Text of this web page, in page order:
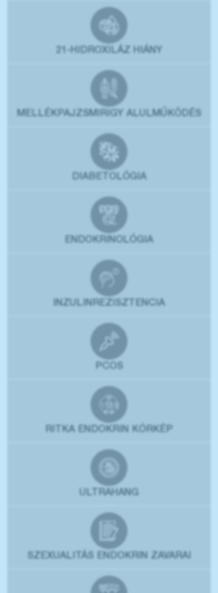
21-HIDROXILÁZ HIÁNY
MELLÉKPAJZSMIRIGY ALULMŰKÖDÉS
DIABETOLÓGIA
ENDOKRINOLÓGIA
INZULINREZISZTENCIA
PCOS
RITKA ENDOKRIN KÓRKÉP
ULTRAHANG
SZEXUALITÁS ENDOKRIN ZAVARAI